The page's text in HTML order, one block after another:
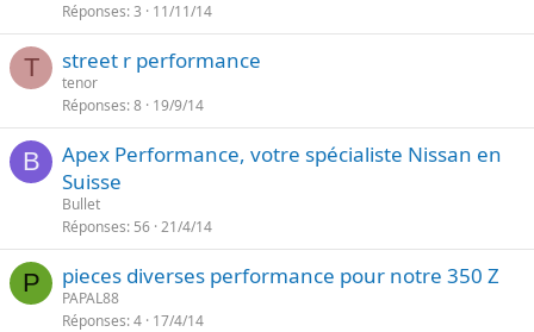
Réponses 3 11/11/14
T street r performance
tenor
Réponses 8 19/9/14
B
Apex Performance, votre spécialiste Nissan en
Suisse
Bullet
Réponses 56 21/4/14
P pieces diverses performance pour notre 350 Z
PAPAL88
Réponses 4 17/4/14